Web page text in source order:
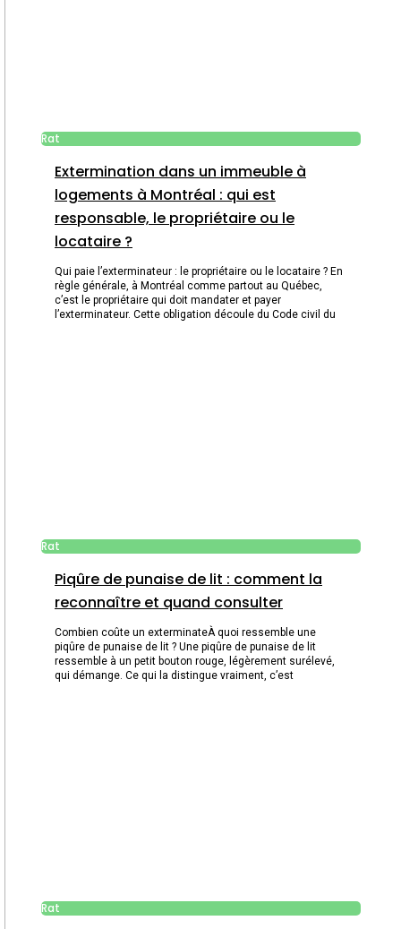
Rat
Extermination dans un immeuble à
logements à Montréal : qui est
responsable, le propriétaire ou le
locataire ?
Qui paie l’exterminateur : le propriétaire ou le locataire ? En
règle générale, à Montréal comme partout au Québec,
c’est le propriétaire qui doit mandater et payer
l’exterminateur. Cette obligation découle du Code civil du
Rat
Piqûre de punaise de lit : comment la
reconnaître et quand consulter
Combien coûte un exterminateÀ quoi ressemble une
piqûre de punaise de lit ? Une piqûre de punaise de lit
ressemble à un petit bouton rouge, légèrement surélevé,
qui démange. Ce qui la distingue vraiment, c’est
Rat